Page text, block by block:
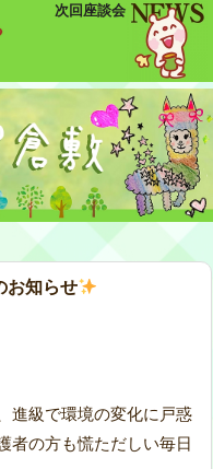
お知らせ
進級で環境の変化に戸惑
者の方も慌ただしい毎日
次回座談会